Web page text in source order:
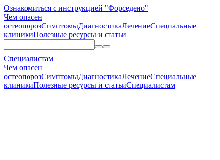
Ознакомиться с инструкцией "Форседено"
Чем опасен
остеопорозСимптомыДиагностикаЛечениеСпециальные
клиникиПолезные ресурсы и статьи
Специалистам
Чем опасен
остеопорозСимптомыДиагностикаЛечениеСпециальные
клиникиПолезные ресурсы и статьиСпециалистам